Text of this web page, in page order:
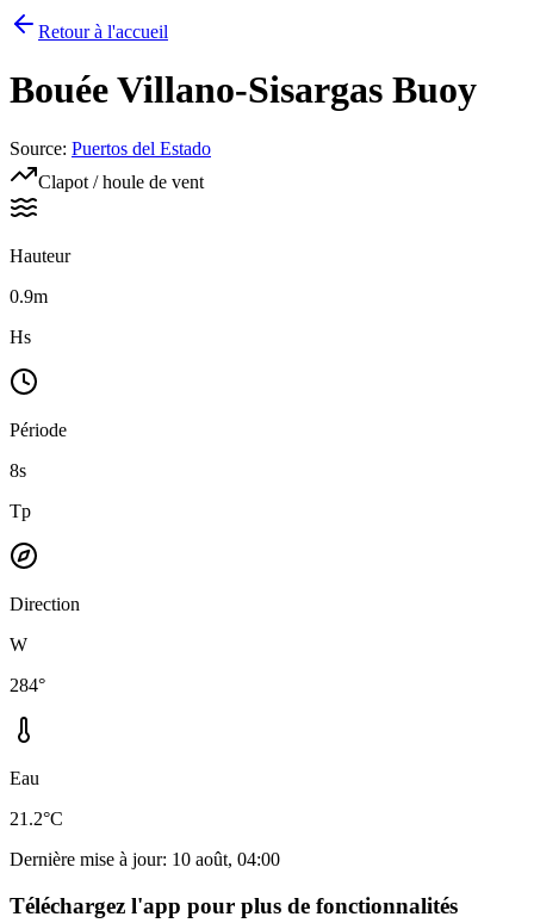
Retour à l'accueil
BouéeVillano-Sisargas Buoy
Source: Puertos del Estado
Clapot / houle de vent
Hauteur
0.9m
Hs
Période
8s
Tp
Direction
W
284°
Eau
21.2°C
Dernière mise à jour: 10 août, 04:00
Téléchargez l'app pour plus de fonctionnalités